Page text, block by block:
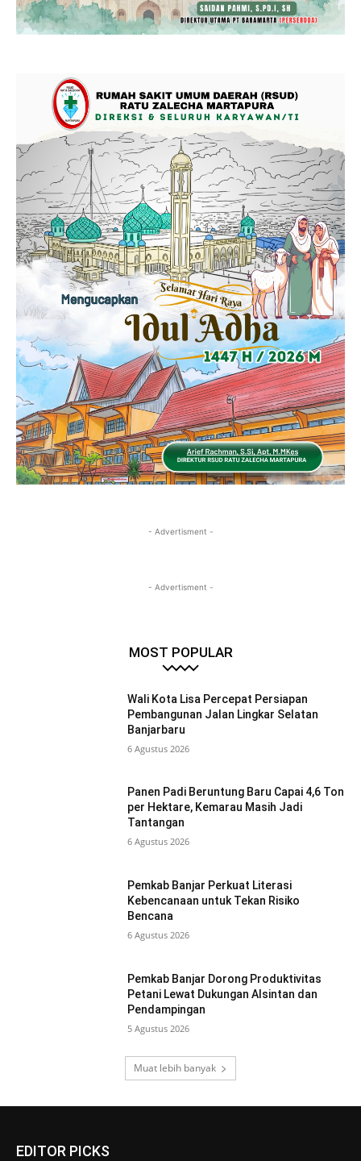
- Advertisment -
- Advertisment -
MOST POPULAR
Wali Kota Lisa Percepat Persiapan
Pembangunan Jalan Lingkar Selatan
Banjarbaru
6 Agustus 2026
Panen Padi Beruntung Baru Capai 4,6 Ton
per Hektare, Kemarau Masih Jadi
Tantangan
6 Agustus 2026
Pemkab Banjar Perkuat Literasi
Kebencanaan untuk Tekan Risiko
Bencana
6 Agustus 2026
Pemkab Banjar Dorong Produktivitas
Petani Lewat Dukungan Alsintan dan
Pendampingan
5 Agustus 2026
Muat lebih banyak
EDITOR PICKS